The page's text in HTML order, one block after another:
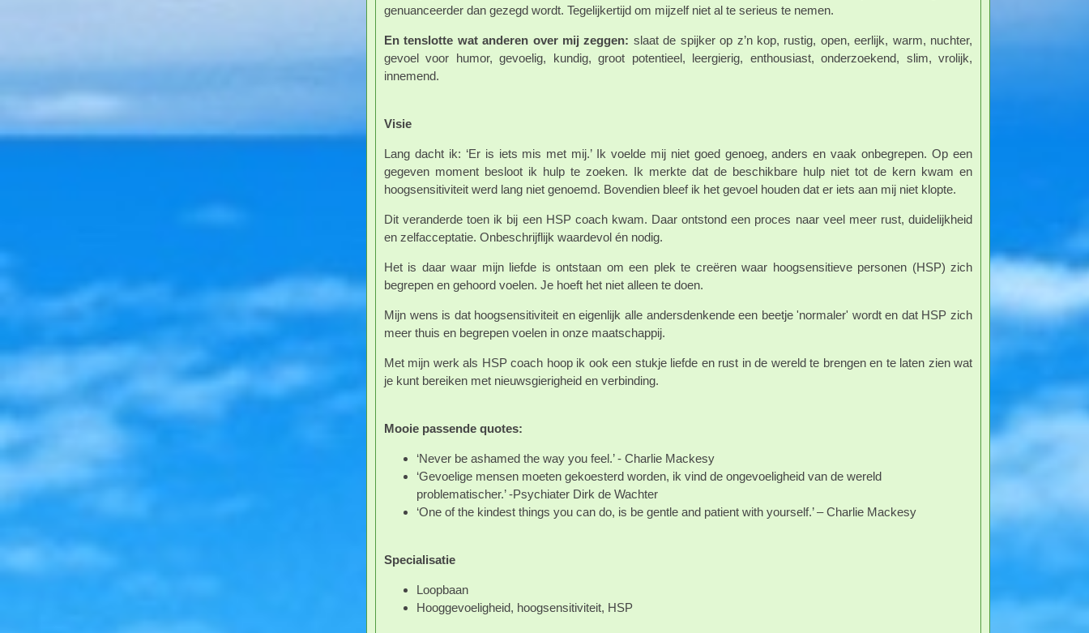
genuanceerder dan gezegd wordt. Tegelijkertijd om mijzelf niet al te serieus te nemen.
En tenslotte wat anderen over mij zeggen: slaat de spijker op z’n kop, rustig, open, eerlijk, warm, nuchter,
gevoel voor humor, gevoelig, kundig, groot potentieel, leergierig, enthousiast, onderzoekend, slim, vrolijk,
innemend.
Visie
Lang dacht ik: ‘Er is iets mis met mij.’ Ik voelde mij niet goed genoeg, anders en vaak onbegrepen. Op een
gegeven moment besloot ik hulp te zoeken. Ik merkte dat de beschikbare hulp niet tot de kern kwam en
hoogsensitiviteit werd lang niet genoemd. Bovendien bleef ik het gevoel houden dat er iets aan mij niet klopte.
Dit veranderde toen ik bij een HSP coach kwam. Daar ontstond een proces naar veel meer rust, duidelijkheid
en zelfacceptatie. Onbeschrijflijk waardevol én nodig.
Het is daar waar mijn liefde is ontstaan om een plek te creëren waar hoogsensitieve personen (HSP) zich
begrepen en gehoord voelen. Je hoeft het niet alleen te doen.
Mijn wens is dat hoogsensitiviteit en eigenlijk alle andersdenkende een beetje 'normaler' wordt en dat HSP zich
meer thuis en begrepen voelen in onze maatschappij.
Met mijn werk als HSP coach hoop ik ook een stukje liefde en rust in de wereld te brengen en te laten zien wat
je kunt bereiken met nieuwsgierigheid en verbinding.
Mooie passende quotes:
‘Never be ashamed the way you feel.’ - Charlie Mackesy
‘Gevoelige mensen moeten gekoesterd worden, ik vind de ongevoeligheid van de wereld
problematischer.’ -Psychiater Dirk de Wachter
‘One of the kindest things you can do, is be gentle and patient with yourself.’ – Charlie Mackesy
Specialisatie
Loopbaan
Hooggevoeligheid, hoogsensitiviteit, HSP